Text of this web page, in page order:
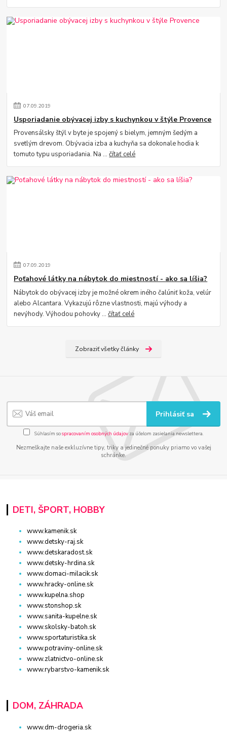
07.09.2019
Usporiadanie obývacej izby s kuchynkou v štýle Provence
Provensálsky štýl v byte je spojený s bielym, jemným šedým a
svetlým drevom. Obývacia izba a kuchyňa sa dokonale hodia k
tomuto typu usporiadania. Na ...čítať celé
07.09.2019
Poťahové látky na nábytok do miestností - ako sa líšia?
Nábytok do obývacej izby je možné okrem iného čalúniť koža, velúr
alebo Alcantara. Vykazujú rôzne vlastnosti, majú výhody a
nevýhody. Výhodou pohovky ...čítať celé
Zobraziť všetky články
Prihlásiť sa
Súhlasím sospracovaním osobných údajov za účelom zasielania newslettera.
Nezmeškajte naše exkluzívne tipy, triky a jedinečné ponuky priamo vo vašej
schránke.
DETI, ŠPORT, HOBBY
www.kamenik.sk
www.detsky-raj.sk
www.detskaradost.sk
www.detsky-hrdina.sk
www.domaci-milacik.sk
www.hracky-online.sk
www.kupelna.shop
www.stonshop.sk
www.sanita-kupelne.sk
www.skolsky-batoh.sk
www.sportaturistika.sk
www.potraviny-online.sk
www.zlatnictvo-online.sk
www.rybarstvo-kamenik.sk
DOM, ZÁHRADA
www.dm-drogeria.sk